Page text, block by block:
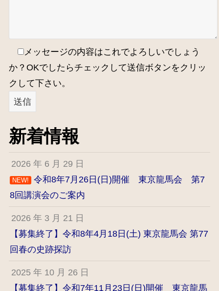
メッセージの内容はこれでよろしいでしょう
か？OKでしたらチェックして送信ボタンをクリッ
クして下さい。
新着情報
2026 年 6 月 29 日
NEW! 令和8年7月26日(日)開催 東京龍馬会 第7
8回講演会のご案内
2026 年 3 月 21 日
【募集終了】令和8年4月18日(土) 東京龍馬会 第77
回春の史跡探訪
2025 年 10 月 26 日
【募集終了】令和7年11月23日(日)開催 東京龍馬